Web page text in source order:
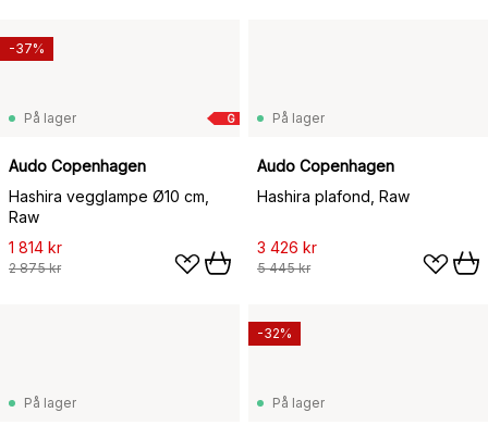
G
På lager
Audo Copenhagen
Hashira vegglampe Ø10 cm,
Raw
1 814 kr
2 875 kr
-37%
På lager
Audo Copenhagen
Hashira plafond, Raw
3 426 kr
5 445 kr
På lager På lager
-32%